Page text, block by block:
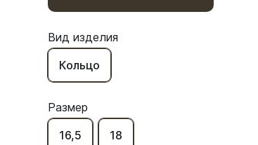
Вид изделия
Кольцо
Размер
16,5
18